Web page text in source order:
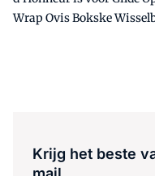
Wrap Ovis Bokske
Krijg het beste